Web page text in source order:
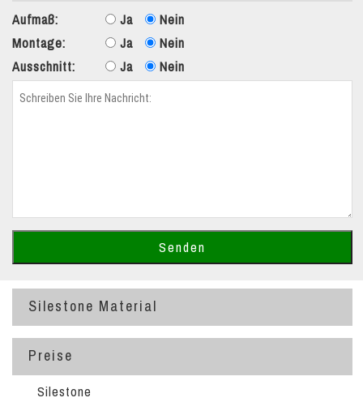
Aufmaß: Ja
Nein
Montage:
Ja
Nein
Ausschnitt:
Ja Nein
Silestone Material
Preise
Silestone